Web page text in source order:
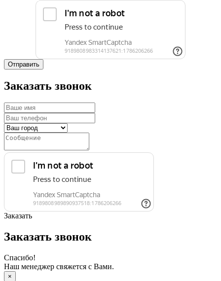
Отправить
Заказать звонок
Заказать
Заказать звонок
Спасибо!
Наш менеджер свяжется с Вами.
×